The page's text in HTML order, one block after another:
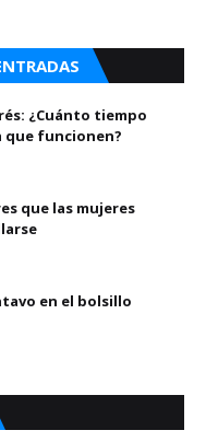
¿Cuánto tiempo
que funcionen?
que las mujeres
en el bolsillo